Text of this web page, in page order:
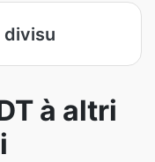
divisu
à altri